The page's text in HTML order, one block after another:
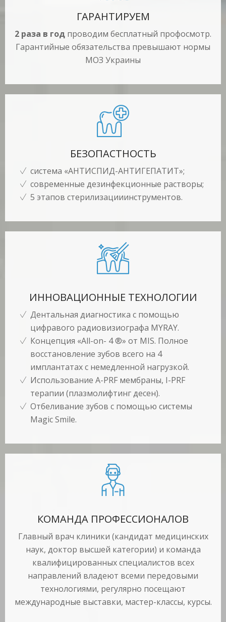
ГАРАНТИРУЕМ
2 раза в год проводим бесплатный профосмотр.
Гарантийные обязательства превышают нормы
МОЗ Украины
БЕЗОПАСТНОСТЬ
система «АНТИСПИД-АНТИГЕПАТИТ»;
современные дезинфекционные растворы;
5 этапов стерилизацииинструментов.
ИННОВАЦИОННЫЕ ТЕХНОЛОГИИ
Дентальная диагностика с помощью
цифравого радиовизиографа MYRAY.
Концепция «All-on- 4 ®» от MIS. Полное
восстановление зубов всего на 4
имплантатах с немедленной нагрузкой.
Использование A-PRF мембраны, I-PRF
терапии (плазмолифтинг десен).
Отбеливание зубов с помощью системы
Magic Smile.
КОМАНДА ПРОФЕССИОНАЛОВ
Главный врач клиники (кандидат медицинских
наук, доктор высшей категории) и команда
квалифицированных специалистов всех
направлений владеют всеми передовыми
технологиями, регулярно посещают
международные выставки, мастер-классы, курсы.